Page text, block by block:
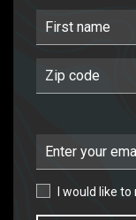
First Name
Postal Code
Email Address
I would like to
I would like